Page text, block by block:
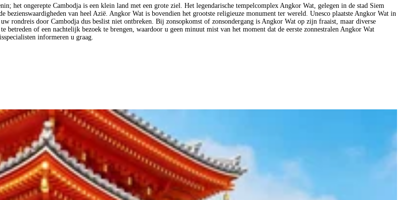
het ongerepte Cambodja is een klein land met een grote ziel. Het legendarische tempelcomplex Angkor Wat, gelegen in de stad Siem
bezienswaardigheden van heel Azië. Angkor Wat is bovendien het grootste religieuze monument ter wereld. Unesco plaatste Angkor Wat in
rondreis door Cambodja dus beslist niet ontbreken. Bij zonsopkomst of zonsondergang is Angkor Wat op zijn fraaist, maar diverse
betreden of een nachtelijk bezoek te brengen, waardoor u geen minuut mist van het moment dat de eerste zonnestralen Angkor Wat
informeren u graag.